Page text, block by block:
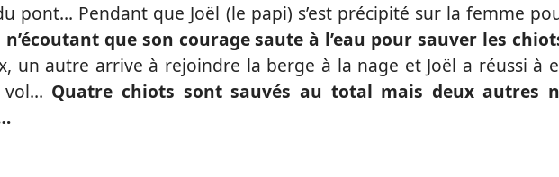
pont… Pendant que Joël (le papi) s’est précipité sur la femme
n’écoutant que son courage saute à l’eau pour sauver les
un autre arrive à rejoindre la berge à la nage et Joël a réussi à
Quatre chiots sont sauvés au total mais deux autres